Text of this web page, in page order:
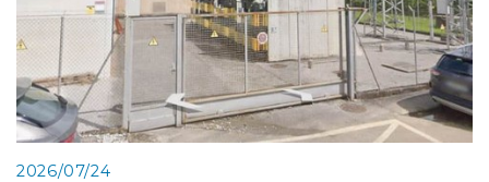
2026/07/24